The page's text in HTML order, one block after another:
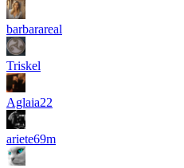
barbarareal
Triskel
Aglaia22
ariete69m